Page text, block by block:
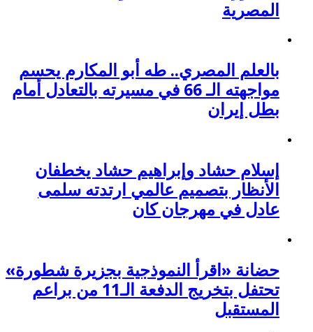
المصرية
بالعلم المصري.. طه أبو المكارم يحسم
مواجهته الـ 66 في مسيرته بالتعادل أمام
بطل إيران
إسلام حشاد وإبراهيم حشاد يخطفان
الأنظار بتصميم عالمي ارتدته سلمى
عادل في مهرجان كان
حضانة «اقرأ النموذجية بجزيرة شطورة»
تحتفل بتخريج الدفعة الـ11 من براعم
المستقبل